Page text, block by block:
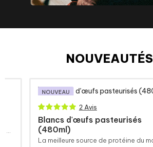
NOUVEAUTÉS
NOUVEAU
2 Avis
Blancs d'œufs pasteurisés
(480ml)